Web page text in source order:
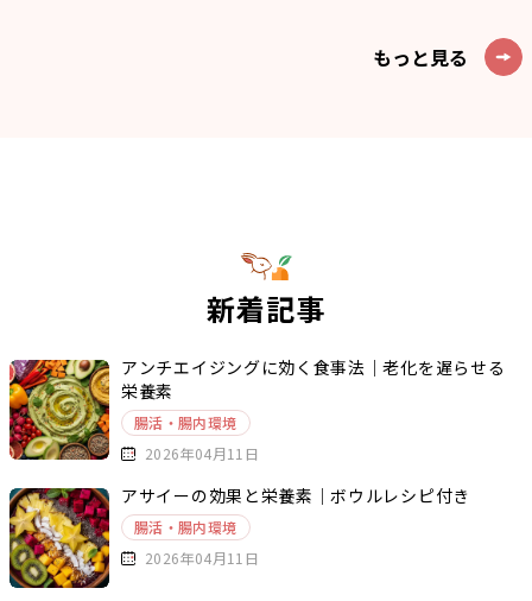
もっと見る
新着記事
アンチエイジングに効く食事法｜老化を遅らせる
栄養素
腸活・腸内環境
2026年04月11日
アサイーの効果と栄養素｜ボウルレシピ付き
腸活・腸内環境
2026年04月11日